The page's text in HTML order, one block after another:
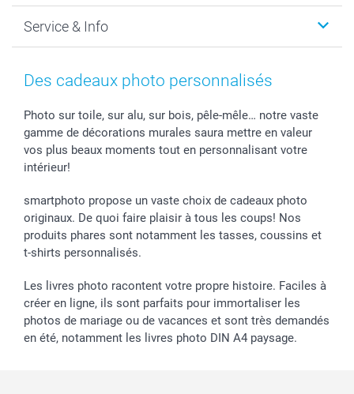
Développement photo & Tirage photo
Cadres photo & accessoires déco
Calendrier photos & Agendas photo
Stickers & Etiquettes
Chèque Cadeau
Gestion des cookies
Mentions Légales
Affiliation
Investor Relations
B2B smartbusiness
Droit de rétractation
Nouvel An
Fête des Mères
Confirmation ou communion
Mariage
Fête d'anniversaire
Collection naissance
Tous les évènements
Service & Info
Tarifs et frais de livraison
Livraison en 48 heures
Modes de Paiement
Identifiez-vous
Plan du site
Statut de ma commande
smarfriends
smartgarantie
smartbonus
Des cadeaux photo personnalisés
Photo sur toile, sur alu, sur bois, pêle-mêle… notre vaste
gamme de décorations murales saura mettre en valeur
vos plus beaux moments tout en personnalisant votre
intérieur!
smartphoto propose un vaste choix de cadeaux photo
originaux. De quoi faire plaisir à tous les coups! Nos
produits phares sont notamment les tasses, coussins et
t-shirts personnalisés.
Les livres photo racontent votre propre histoire. Faciles à
créer en ligne, ils sont parfaits pour immortaliser les
photos de mariage ou de vacances et sont très demandés
en été, notamment les livres photo DIN A4 paysage.